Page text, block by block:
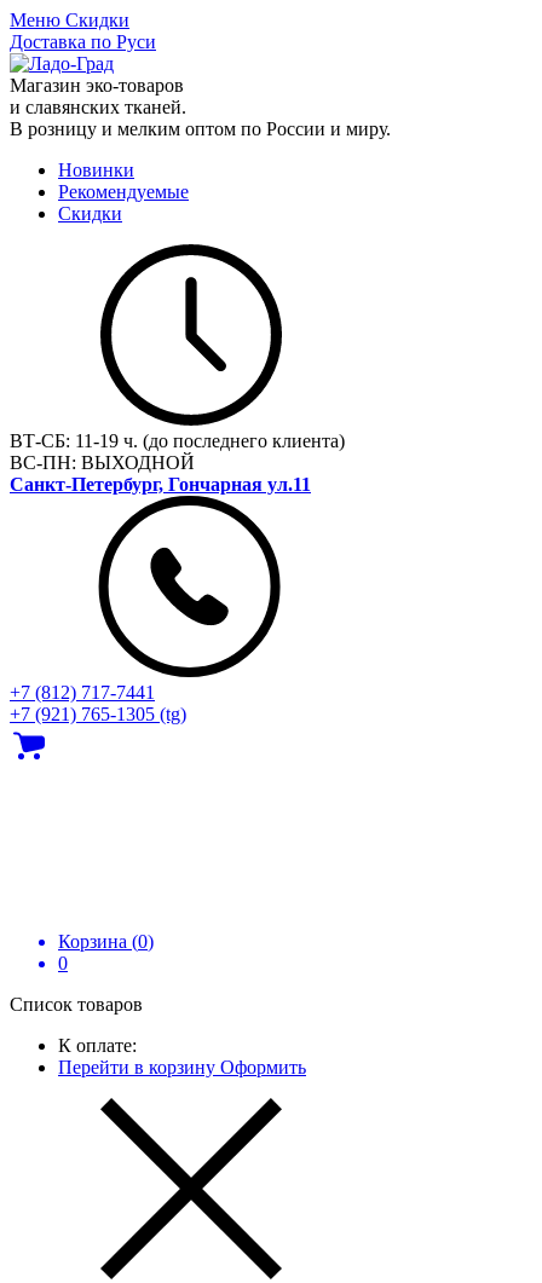
Меню Скидки
Доставка по Руси
Магазин эко-товаров
и славянских тканей.
В розницу и мелким оптом по России и миру.
Новинки
Рекомендуемые
Скидки
ВТ-СБ: 11-19 ч. (до последнего клиента)
ВС-ПН: ВЫХОДНОЙ
Санкт-Петербург, Гончарная ул.11
+7 (812) 717‑7441
+7 (921) 765-1305 (tg)
Корзина (0)
0
Список товаров
К оплате:
Перейти в корзину Оформить